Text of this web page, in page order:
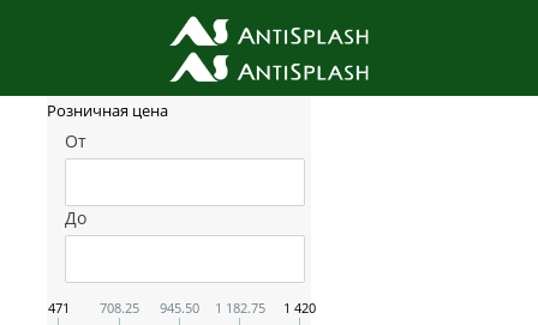
Фильтр товаров
Розничная цена
От
До
471 708.25 945.50 1 182.75 1 420